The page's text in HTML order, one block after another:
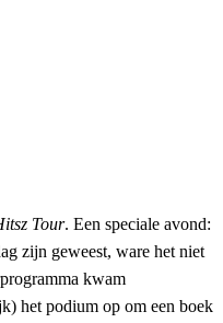
Tour. Een speciale avond:
zijn geweest, ware het niet
kwam
het podium op om een boek